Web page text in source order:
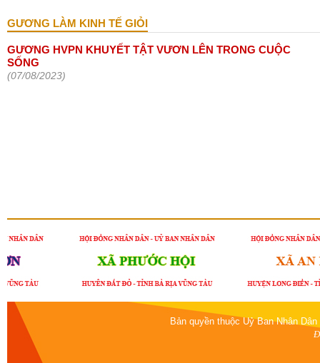
GƯƠNG LÀM KINH TẾ GIỎI
GƯƠNG HVPN KHUYẾT TẬT VƯƠN LÊN TRONG CUỘC
SỐNG
(07/08/2023)
Bản quyền thuộc Uỷ Ban Nhân